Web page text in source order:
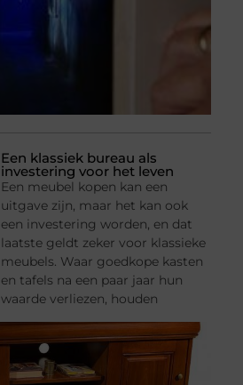
Een klassiek bureau als
investering voor het leven
Een meubel kopen kan een
uitgave zijn, maar het kan ook
een investering worden, en dat
laatste geldt zeker voor klassieke
meubels. Waar goedkope kasten
en tafels na een paar jaar hun
waarde verliezen, houden